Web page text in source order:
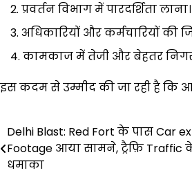
प्रवर्तन विभाग में पारदर्शिता लाना।
अधिकारियों और कर्मचारियों की
कामकाज में तेजी और बेहतर
इस कदम से उम्मीद की जा रही है कि
Post
navigation
Delhi Blast: Red Fort के पास Car
Footage आया सामने, ट्रैफ़ि
धमाका